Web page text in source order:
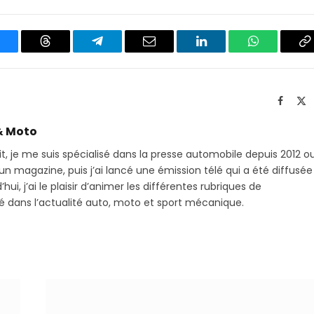
Threads
Partager
Email LinkedIn WhatsApp
Moto
je me suis spécialisé dans la presse automobile depuis 2012
magazine, puis j’ai lancé une émission télé qui a été diffusée
j’ai le plaisir d’animer les différentes rubriques de
dans l’actualité auto, moto et sport mécanique.